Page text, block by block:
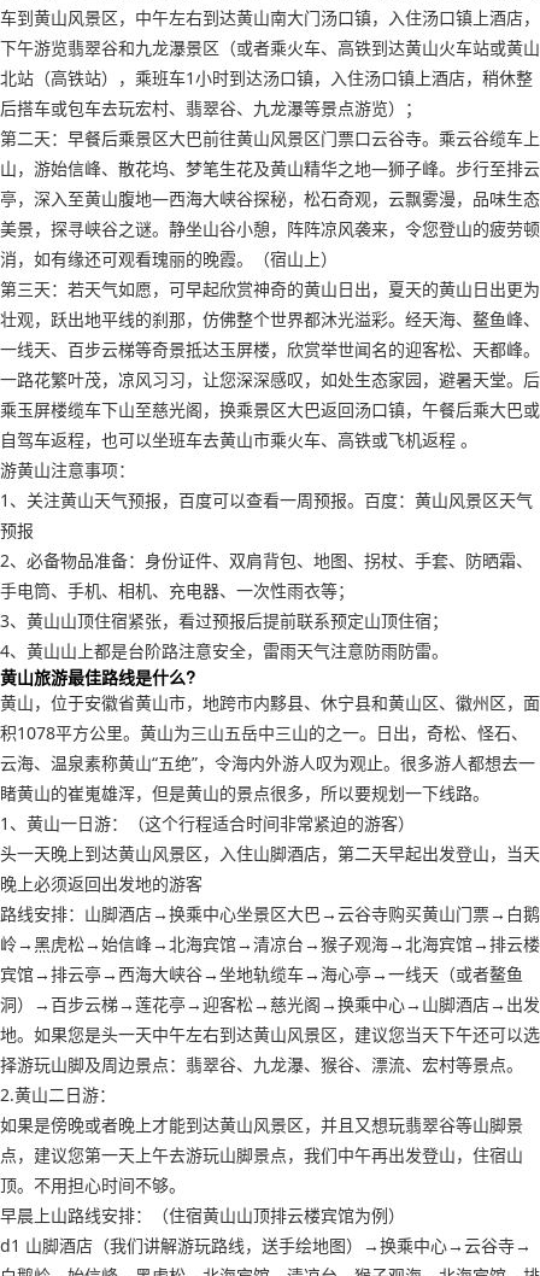
车到黄山风景区，中午左右到达黄山南大门汤口镇，入住汤口镇上酒店，
下午游览翡翠谷和九龙瀑景区（或者乘火车、高铁到达黄山火车站或黄山
北站（高铁站），乘班车1小时到达汤口镇，入住汤口镇上酒店，稍休整
后搭车或包车去玩宏村、翡翠谷、九龙瀑等景点游览）；
第二天：早餐后乘景区大巴前往黄山风景区门票口云谷寺。乘云谷缆车上
山，游始信峰、散花坞、梦笔生花及黄山精华之地—狮子峰。步行至排云
亭，深入至黄山腹地—西海大峡谷探秘，松石奇观，云飘雾漫，品味生态
美景，探寻峡谷之谜。静坐山谷小憩，阵阵凉风袭来，令您登山的疲劳顿
消，如有缘还可观看瑰丽的晚霞。（宿山上）
第三天：若天气如愿，可早起欣赏神奇的黄山日出，夏天的黄山日出更为
壮观，跃出地平线的刹那，仿佛整个世界都沐光溢彩。经天海、鳌鱼峰、
一线天、百步云梯等奇景抵达玉屏楼，欣赏举世闻名的迎客松、天都峰。
一路花繁叶茂，凉风习习，让您深深感叹，如处生态家园，避暑天堂。后
乘玉屏楼缆车下山至慈光阁，换乘景区大巴返回汤口镇，午餐后乘大巴或
自驾车返程，也可以坐班车去黄山市乘火车、高铁或飞机返程 。
游黄山注意事项：
1、关注黄山天气预报，百度可以查看一周预报。百度：黄山风景区天气
预报
2、必备物品准备：身份证件、双肩背包、地图、拐杖、手套、防晒霜、
手电筒、手机、相机、充电器、一次性雨衣等；
3、黄山山顶住宿紧张，看过预报后提前联系预定山顶住宿；
4、黄山山上都是台阶路注意安全，雷雨天气注意防雨防雷。
黄山旅游最佳路线是什么?
黄山，位于安徽省黄山市，地跨市内黟县、休宁县和黄山区、徽州区，面
积1078平方公里。黄山为三山五岳中三山的之一。日出，奇松、怪石、
云海、温泉素称黄山“五绝”，令海内外游人叹为观止。很多游人都想去一
睹黄山的崔嵬雄浑，但是黄山的景点很多，所以要规划一下线路。
1、黄山一日游：（这个行程适合时间非常紧迫的游客）
头一天晚上到达黄山风景区，入住山脚酒店，第二天早起出发登山，当天
晚上必须返回出发地的游客
路线安排：山脚酒店→换乘中心坐景区大巴→云谷寺购买黄山门票→白鹅
岭→黑虎松→始信峰→北海宾馆→清凉台→猴子观海→北海宾馆→排云楼
宾馆→排云亭→西海大峡谷→坐地轨缆车→海心亭→一线天（或者鳌鱼
洞）→百步云梯→莲花亭→迎客松→慈光阁→换乘中心→山脚酒店→出发
地。如果您是头一天中午左右到达黄山风景区，建议您当天下午还可以选
择游玩山脚及周边景点：翡翠谷、九龙瀑、猴谷、漂流、宏村等景点。
2.黄山二日游：
如果是傍晚或者晚上才能到达黄山风景区，并且又想玩翡翠谷等山脚景
点，建议您第一天上午去游玩山脚景点，我们中午再出发登山，住宿山
顶。不用担心时间不够。
早晨上山路线安排：（住宿黄山山顶排云楼宾馆为例）
d1 山脚酒店（我们讲解游玩路线，送手绘地图）→换乘中心→云谷寺→